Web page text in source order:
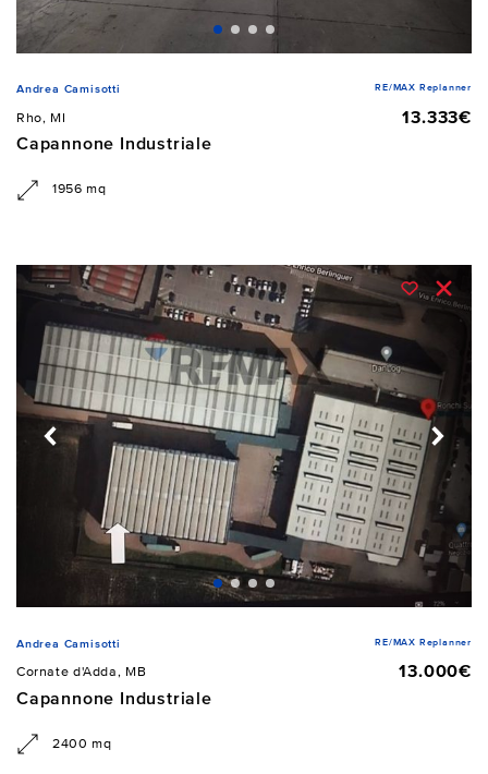
Andrea Camisotti RE/MAX Replanner
Rho, MI
13.333€
Capannone Industriale
1956 mq
Andrea Camisotti RE/MAX Replanner
Cornate d'Adda, MB
13.000€
Capannone Industriale
2400 mq